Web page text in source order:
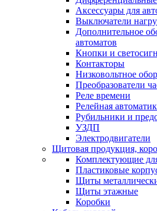
Аксессуары для
Выключатели
Дополнительное
автоматов
Кнопки и
Контакторы
Низковольтное
Преобразователи
Реле времени
Релейная
Рубильники и
УЗДП
Электродвигатели
Щитовая продукция,
Комплектующие
Пластиковые
Щиты
Щиты этажные
Коробки